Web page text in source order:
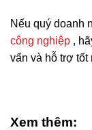
Nếu quý doanh
công nghiệp ,
vấn và hỗ trợ tốt
Xem thêm: